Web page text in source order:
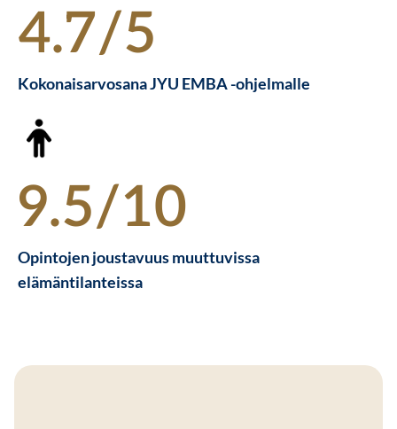
4.7/5
Kokonaisarvosana JYU EMBA -ohjelmalle
9.5/10
Opintojen joustavuus muuttuvissa
elämäntilanteissa